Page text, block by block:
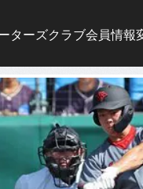
ターズクラブ会員情報